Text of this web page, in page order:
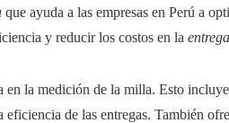
que ayuda a las empresas en Perú a
y reducir los costos en la
en la medición de la milla. Esto
de las entregas. También